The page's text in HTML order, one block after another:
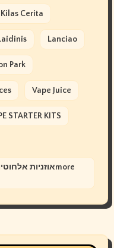
Kilas Cerita
Lanciao
Park
Vape Juice
STARTER KITS